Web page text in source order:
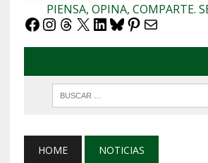
PIENSA, OPINA, COMPARTE.
Facebook
Instagram
Threads
X LinkedIn
Bluesky
Pinterest
Correo
HOME NOTICIAS